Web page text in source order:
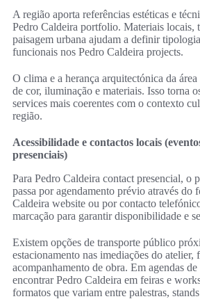
A região aporta referências estéticas e
Pedro Caldeira portfolio. Materiais locais,
paisagem urbana ajudam a definir
funcionais nos Pedro Caldeira projects.
O clima e a herança arquitectónica da
de cor, iluminação e materiais. Isso torna
services mais coerentes com o contexto
região.
Acessibilidade e contactos locais
presenciais)
Para Pedro Caldeira contact presencial, o
passa por agendamento prévio através do
Caldeira website ou por contacto
marcação para garantir disponibilidade e
Existem opções de transporte público
estacionamento nas imediações do atelier,
acompanhamento de obra. Em agendas
encontrar Pedro Caldeira em feiras e
formatos que variam entre palestras,